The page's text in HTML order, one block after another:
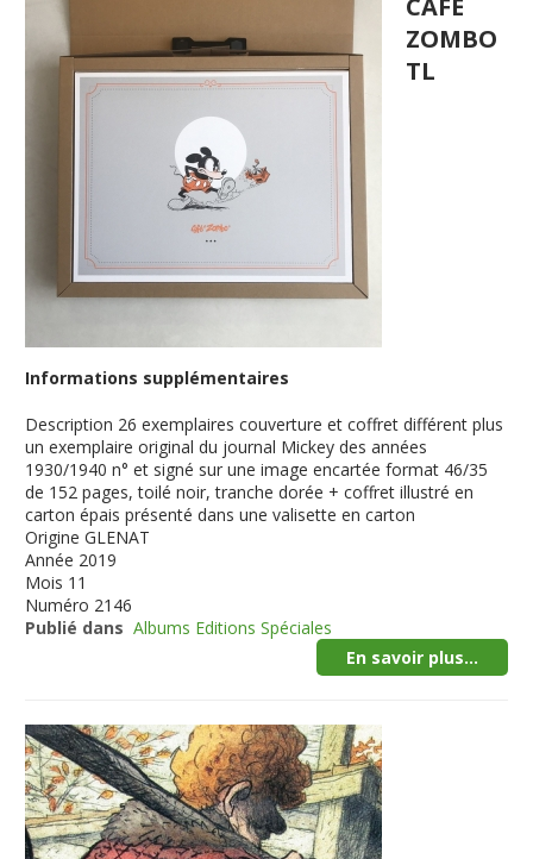
CAFE
ZOMBO
TL
Informations supplémentaires
Description 26 exemplaires couverture et coffret différent plus
un exemplaire original du journal Mickey des années
1930/1940 n° et signé sur une image encartée format 46/35
de 152 pages, toilé noir, tranche dorée + coffret illustré en
carton épais présenté dans une valisette en carton
Origine GLENAT
Année 2019
Mois 11
Numéro 2146
Publié dans Albums Editions Spéciales
En savoir plus...